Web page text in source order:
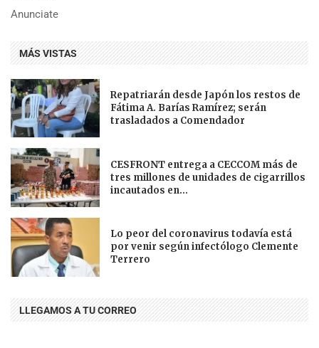
Anunciate
MÁS VISTAS
Repatriarán desde Japón los restos de
Fátima A. Barías Ramírez; serán
trasladados a Comendador
CESFRONT entrega a CECCOM más de
tres millones de unidades de cigarrillos
incautados en...
Lo peor del coronavirus todavía está
por venir según infectólogo Clemente
Terrero
LLEGAMOS A TU CORREO